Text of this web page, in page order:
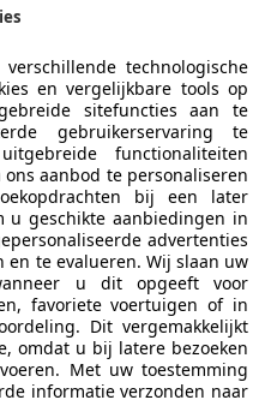
Plus Panorama
technologische
en vergelijkbare tools op
sitefuncties aan te
gebruikerservaring te
functionaliteiten
aanbod te personaliseren
bij een later
u geschikte aanbiedingen in
advertenties
te evalueren. Wij slaan uw
u dit opgeeft voor
favoriete voertuigen of in
Dit vergemakkelijkt
omdat u bij latere bezoeken
Met uw toestemming
informatie verzonden naar